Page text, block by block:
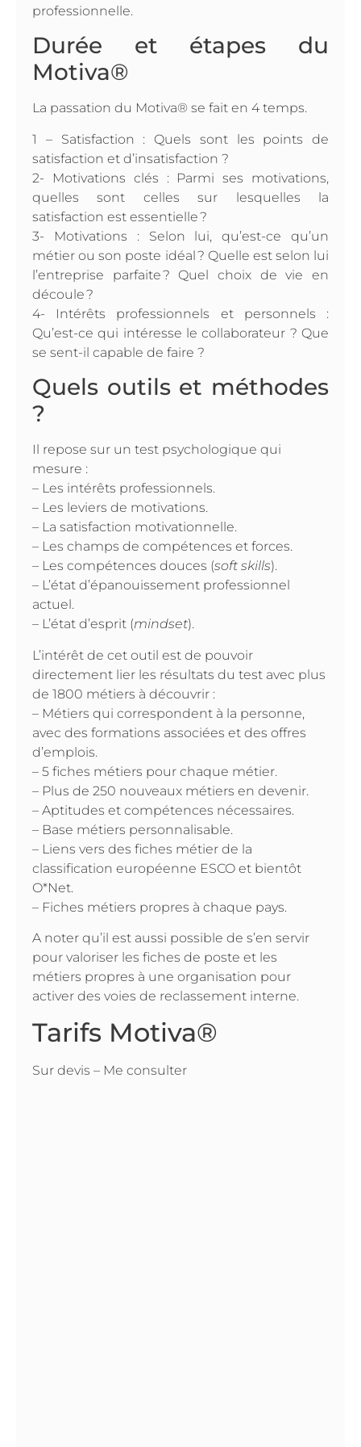
professionnelle.
Durée et étapes du
Motiva®
La passation du Motiva® se fait en 4 temps.
1 – Satisfaction : Quels sont les points de
satisfaction et d’insatisfaction ?
2- Motivations clés : Parmi ses motivations,
quelles sont celles sur lesquelles la
satisfaction est essentielle ?
3- Motivations : Selon lui, qu’est-ce qu’un
métier ou son poste idéal ? Quelle est selon lui
l’entreprise parfaite ? Quel choix de vie en
découle ?
4- Intérêts professionnels et personnels :
Qu’est-ce qui intéresse le collaborateur ? Que
se sent-il capable de faire ?
Quels outils et méthodes
?
Il repose sur un test psychologique qui
mesure :
– Les intérêts professionnels.
– Les leviers de motivations.
– La satisfaction motivationnelle.
– Les champs de compétences et forces.
– Les compétences douces (soft skills).
– L’état d’épanouissement professionnel
actuel.
– L’état d’esprit (mindset).
L’intérêt de cet outil est de pouvoir
directement lier les résultats du test avec plus
de 1800 métiers à découvrir :
– Métiers qui correspondent à la personne,
avec des formations associées et des offres
d’emplois.
– 5 fiches métiers pour chaque métier.
– Plus de 250 nouveaux métiers en devenir.
– Aptitudes et compétences nécessaires.
– Base métiers personnalisable.
– Liens vers des fiches métier de la
classification européenne ESCO et bientôt
O*Net.
– Fiches métiers propres à chaque pays.
A noter qu’il est aussi possible de s’en servir
pour valoriser les fiches de poste et les
métiers propres à une organisation pour
activer des voies de reclassement interne.
Tarifs Motiva®
Sur devis – Me consulter